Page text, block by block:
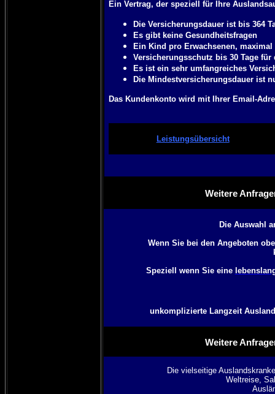
Ein Vertrag, der speziell für Ihre
Die Versicherungsdauer ist bis 364
Es gibt keine Gesundheitsfragen
Ein Kind pro Erwachsenen,
Versicherungsschutz bis 30 Tage
Es ist ein sehr umfangreiches
Die Mindestversicherungsdauer ist
Das Kundenkonto wird mit Ihrer Email-
Leistungsübersicht
Weitere
Die Auswahl
Wenn Sie bei den Angeboten
Speziell wenn Sie eine
unkomplizierte Langzeit
Weitere
Die vielseitige
Weltreise,